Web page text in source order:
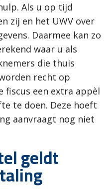
Als u op tijd
zij en het UWV over
Daarmee kan zo
waar u als
die thuis
recht op
fiscus een extra appèl
te doen. Deze hoeft
aanvraagt nog niet
geldt